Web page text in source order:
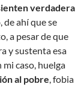
verdadera
de ahí que se
a pesar de que
y sustenta esa
mi caso, huelga
al pobre, fobia